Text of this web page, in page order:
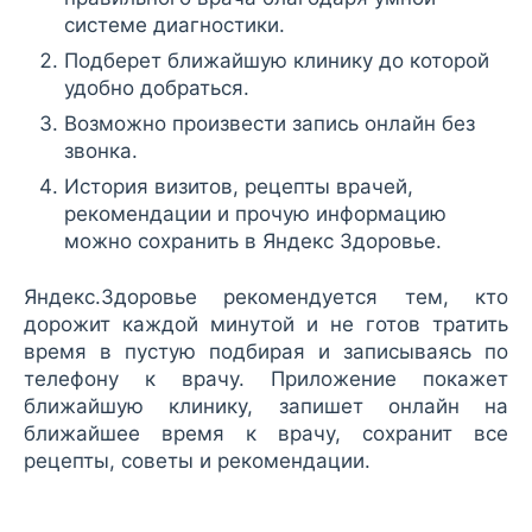
системе диагностики.
Подберет ближайшую клинику до которой
удобно добраться.
Возможно произвести запись онлайн без
звонка.
История визитов, рецепты врачей,
рекомендации и прочую информацию
можно сохранить в Яндекс Здоровье.
Яндекс.Здоровье рекомендуется тем, кто
дорожит каждой минутой и не готов тратить
время в пустую подбирая и записываясь по
телефону к врачу. Приложение покажет
ближайшую клинику, запишет онлайн на
ближайшее время к врачу, сохранит все
рецепты, советы и рекомендации.